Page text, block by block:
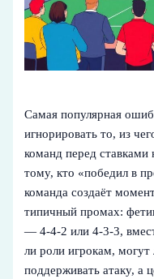
Самая популярная
игнорировать то, из
команд перед ставками
тому, кто «победил в
команда создаёт
типичный промах:
— 4‑4‑2 или 4‑3‑3,
ли роли игрокам,
поддерживать атаку, а